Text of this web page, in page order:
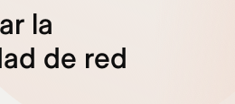
la
de red